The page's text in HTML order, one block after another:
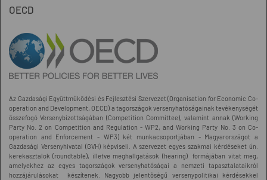
OECD
Az Gazdasági Együttműködési és Fejlesztési Szervezet (Organisation for Economic Co-
operation and Development, OECD) a tagországok versenyhatóságainak tevékenységét
összefogó Versenybizottságában (Competition Committee), valamint annak (Working
Party No. 2 on Competition and Regulation - WP2, and Working Party No. 3 on Co-
operation and Enforcement - WP3) két munkacsoportjában - Magyarországot a
Gazdasági Versenyhivatal (GVH) képviseli. A szervezet egyes szakmai kérdéseket ún.
kerekasztalok (roundtable), illetve meghallgatások (hearing) formájában vitat meg,
amelyekhez az egyes tagországok versenyhatóságai a nemzeti tapasztalataikról
hozzájárulásokat készítenek. Nagyobb jelentőségű versenypolitikai kérdésekkel